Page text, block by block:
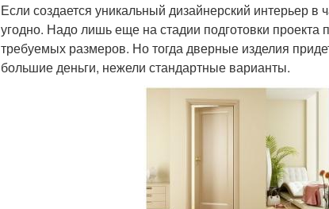
Если создается уникальный дизайнерский интерьер
угодно. Надо лишь еще на стадии подготовки
требуемых размеров. Но тогда дверные изделия
большие деньги, нежели стандартные варианты.